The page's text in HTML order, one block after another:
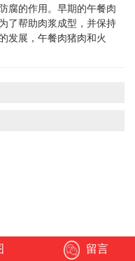
腐的作用。早期的午餐肉
了帮助肉浆成型，并保持
发展，午餐肉猪肉和火
留言